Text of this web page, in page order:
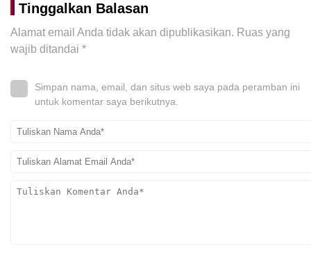
Tinggalkan Balasan
Alamat email Anda tidak akan dipublikasikan. Ruas yang
wajib ditandai *
Simpan nama, email, dan situs web saya pada peramban ini
untuk komentar saya berikutnya.